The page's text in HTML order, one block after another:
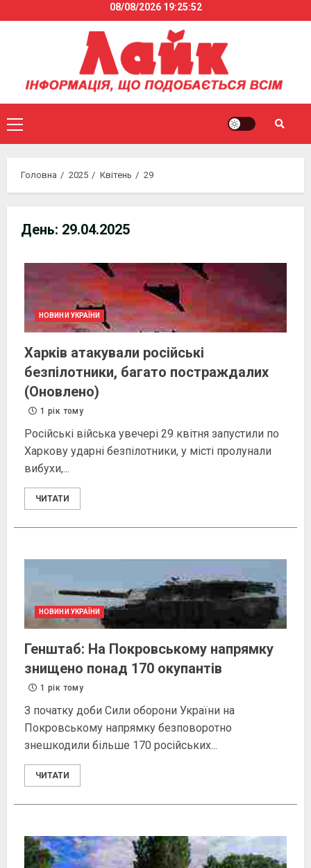
to
08/08/2026 19:25:53
Primary
Menu
Головна 2025 Квітень 29
День: 29.04.2025
НОВИНИ УКРАЇНИ
Харків атакували російські
безпілотники, багато постраждалих
(Оновлено)
1 рік тому
Російські війська увечері 29 квітня запустили по
Харкову ударні безпілотники, у місті пролунали
вибухи,...
ЧИТАТИ
НОВИНИ УКРАЇНИ
Генштаб: На Покровському напрямку
знищено понад 170 окупантів
1 рік тому
З початку доби Сили оборони України на
Покровському напрямку безповоротно
знешкодили більше 170 російських...
ЧИТАТИ